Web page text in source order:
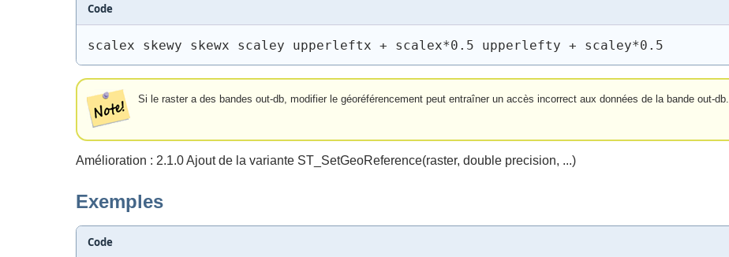
Code
scalex skewy skewx scaley upperleftx + scalex*0.5 upperlefty + scaley*0.5
Si le raster a des bandes out-db, modifier le géoréférencement peut entraîner un accès incorrect aux données de la bande out-db.
Amélioration : 2.1.0 Ajout de la variante ST_SetGeoReference(raster, double precision, ...)
Exemples
Code